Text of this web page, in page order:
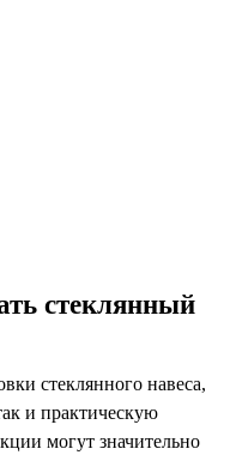
стеклянный
стеклянного навеса,
и практическую
могут значительно